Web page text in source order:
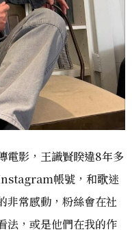
電影，王識賢睽違8年多
帳號，和歌迷
非常感動，粉絲會在社
法，或是他們在我的作